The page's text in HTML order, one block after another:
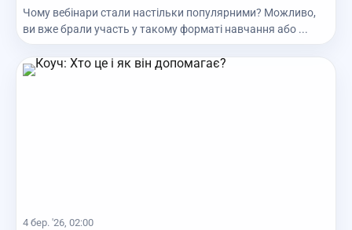
Чому вебінари стали настільки популярними? Можливо,
ви вже брали участь у такому форматі навчання або ...
4 бер. '26, 02:00